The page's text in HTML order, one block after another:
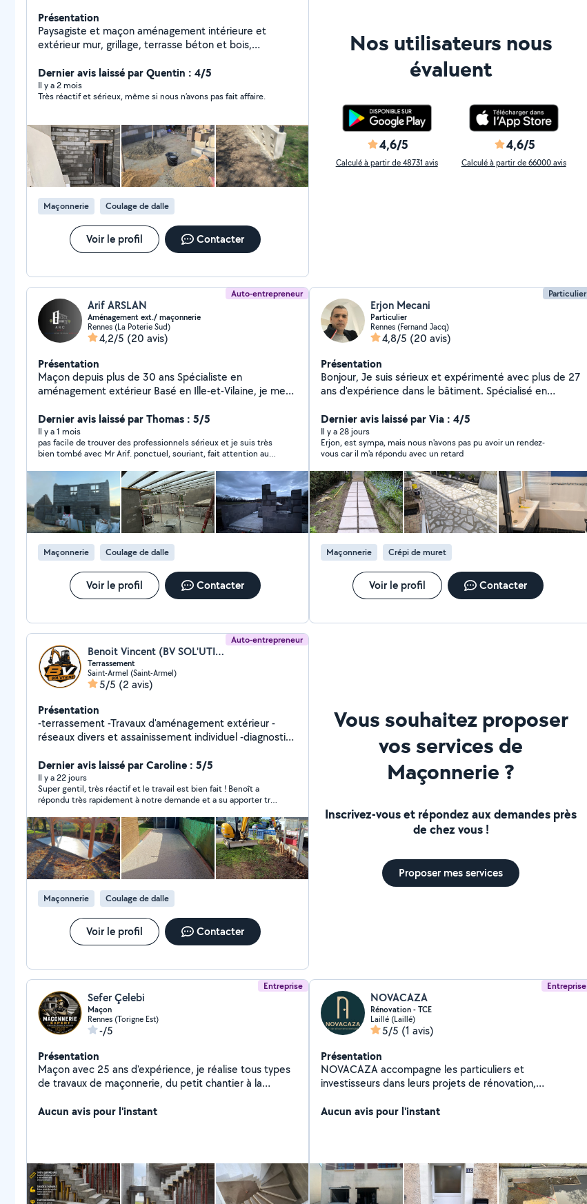
Présentation
Paysagiste et maçon aménagement intérieure et
extérieur mur, grillage, terrasse béton et bois,
haies, enduit,pierres et joint pelouse et gazon, neuf et
rénovation touts types de travaux et nettoyer
débarrasser tout les types de déchets vous pouvez me
Dernier avis laissé par Quentin : 4/5
Il y a 2 mois
Très réactif et sérieux, même si nous n’avons pas fait affaire.
Maçonnerie Coulage de dalle
Voir le profil Contacter
Nos utilisateurs nous
évaluent
4,6/5
Calculé à partir de 48731 avis
4,6/5
Calculé à partir de 66000 avis
Auto-entrepreneur
Arif ARSLAN
Aménagement ext./ maçonnerie
Rennes (La Poterie Sud)
4,2/5 (20 avis)
Présentation
Maçon depuis plus de 30 ans Spécialiste en
aménagement extérieur Basé en Ille-et-Vilaine, je mets
le gros œuvre et l'aménagement extérieur.
Dernier avis laissé par Thomas : 5/5
Il y a 1 mois
pas facile de trouver des professionnels sérieux et je suis très
bien tombé avec Mr Arif. ponctuel, souriant, fait attention au
besoin d'un avis pour un défaut d'alignement de terrasse en
béton. Mr Arif a corrigé mon problème de suite moyennant
léger supplément. Je recommande et les contacterai à
nouveau si besoin.
Maçonnerie Coulage de dalle
Voir le profil Contacter
Particulier
Erjon Mecani
Particulier
Rennes (Fernand Jacq)
4,8/5 (20 avis)
Présentation
Bonjour, Je suis sérieux et expérimenté avec plus de 27
ans d'expérience dans le bâtiment. Spécialisé en
et peinture. Je réalise un travail propre, soigné et de
qualité. Titulaire d'un diplôme dans le bâtiment obtenu
en Albanie. Disponible rapidement sur Rennes et
alentours. Cordialement, Erjon
Dernier avis laissé par Via : 4/5
Il y a 28 jours
Erjon, est sympa, mais nous n'avons pas pu avoir un rendez-
vous car il m'a répondu avec un retard
Maçonnerie Crépi de muret
Voir le profil Contacter
Auto-entrepreneur
Benoit Vincent (BV SOL'UTIONS)
Terrassement
Saint-Armel (Saint-Armel)
5/5 (2 avis)
Présentation
-terrassement -Travaux d'aménagement extérieur -
réseaux divers et assainissement individuel -diagnostic
paysagère -évacuation de gravats -application
d'emulsion (gravillonage) -location de mini pelle avec
chauffeur
Dernier avis laissé par Caroline : 5/5
Il y a 22 jours
Super gentil, très réactif et le travail est bien fait ! Benoît a
répondu très rapidement à notre demande et a su apporter très
il a tout réparé en un temps record, on est vraiment ravis ! Vous
pouvez compter sur lui !
Maçonnerie Coulage de dalle
Voir le profil Contacter
Vous souhaitez proposer
vos services de
Maçonnerie ?
Inscrivez-vous et répondez aux demandes près
de chez vous !
Proposer mes services
Entreprise
Sefer Çelebi
Maçon
Rennes (Torigne Est)
-/5
Présentation
Maçon avec 25 ans d'expérience, je réalise tous types
de travaux de maçonnerie, du petit chantier à la
maison de A à Z : sous-bassement, fondations, dalles,
: réalisation solide, esthétique et adaptée à votre
projet. Escaliers uniques, très solides, avec un rendu
haut de gamme, souvent moins chers que le
Aucun avis pour l'instant
Entreprise
NOVACAZA
Rénovation - TCE
Laillé (Laillé)
5/5 (1 avis)
Présentation
NOVACAZA accompagne les particuliers et
investisseurs dans leurs projets de rénovation,
réflexion initiale à la livraison finale, nous proposons une
Aucun avis pour l'instant